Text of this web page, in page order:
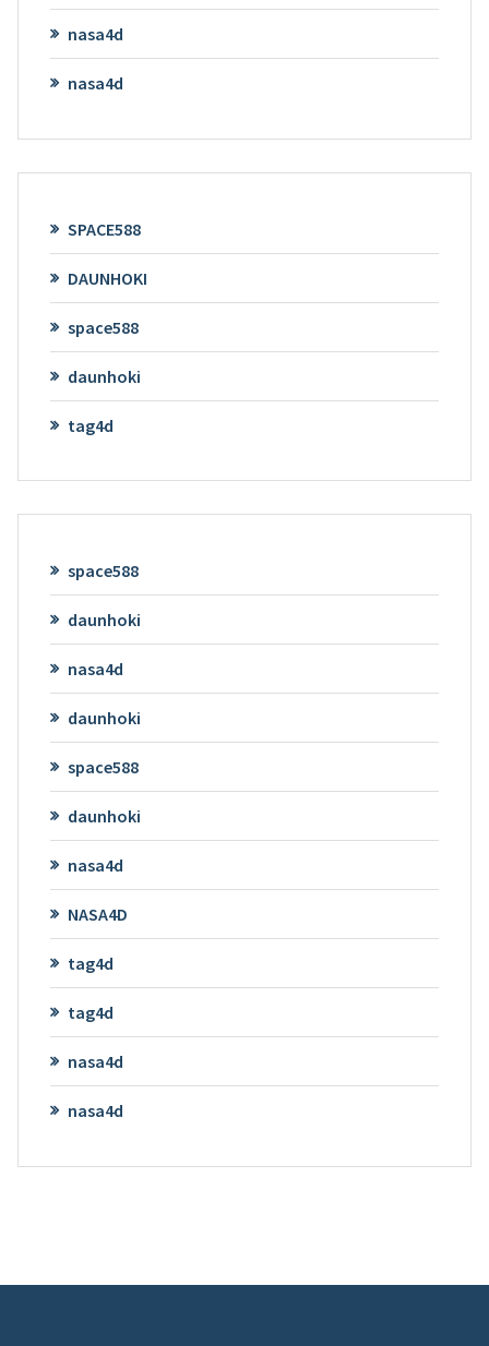
nasa4d
nasa4d
SPACE588
DAUNHOKI
space588
daunhoki
tag4d
space588
daunhoki
nasa4d
daunhoki
space588
daunhoki
nasa4d
NASA4D
tag4d
tag4d
nasa4d
nasa4d